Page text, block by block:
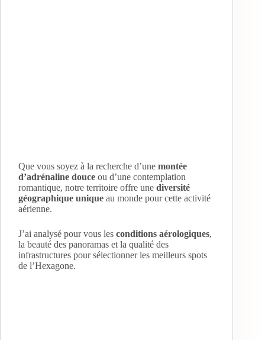
Que vous soyez à la recherche d’une montée
d’adrénaline douce ou d’une contemplation
romantique, notre territoire offre une diversité
géographique unique au monde pour cette activité
aérienne.
J’ai analysé pour vous les conditions aérologiques,
la beauté des panoramas et la qualité des
infrastructures pour sélectionner les meilleurs spots
de l’Hexagone.